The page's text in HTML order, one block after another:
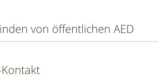
von öffentlichen AED